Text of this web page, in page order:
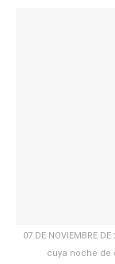
07 DE NOVIEMBRE
cuya noche de